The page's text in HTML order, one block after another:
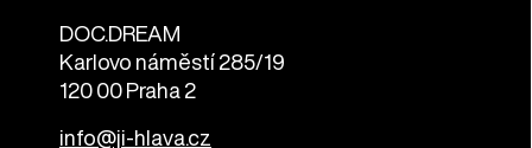
DOC.DREAM​
Karlovo náměstí 285/19
120 00 Praha 2
info@ji-hlava.cz